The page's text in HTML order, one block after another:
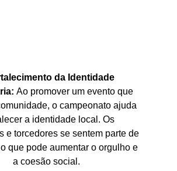
da Identidade
Ao promover um evento que
o campeonato ajuda
a identidade local. Os
e torcedores se sentem parte de
que pode aumentar o orgulho e
a coesão social.